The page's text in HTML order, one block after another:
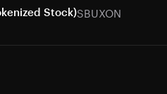
Stock)SBUXON